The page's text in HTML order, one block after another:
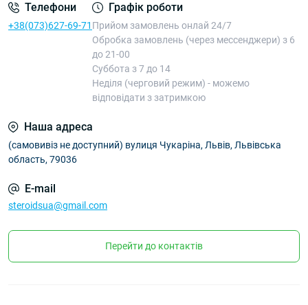
Телефони
+38(073)627-69-71
Графік роботи
Прийом замовлень онлай 24/7
Обробка замовлень (через мессенджери) з 6
до 21-00
Суббота з 7 до 14
Неділя (черговий режим) - можемо
відповідати з затримкою
Наша адреса
(самовивіз не доступний) вулиця Чукаріна, Львів, Львівська
область, 79036
E-mail
steroidsua@gmail.com
Перейти до контактів